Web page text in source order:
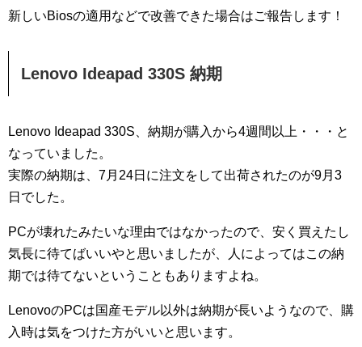
新しいBiosの適用などで改善できた場合はご報告します！
Lenovo Ideapad 330S 納期
Lenovo Ideapad 330S、納期が購入から4週間以上・・・と
なっていました。
実際の納期は、7月24日に注文をして出荷されたのが9月3
日でした。
PCが壊れたみたいな理由ではなかったので、安く買えたし
気長に待てばいいやと思いましたが、人によってはこの納
期では待てないということもありますよね。
LenovoのPCは国産モデル以外は納期が長いようなので、購
入時は気をつけた方がいいと思います。